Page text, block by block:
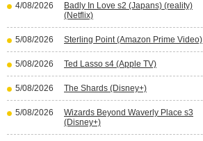
4/08/2026
Badly In Love s2 (Japans) (reality)
(Netflix)
5/08/2026 Sterling Point (Amazon Prime Video)
5/08/2026 Ted Lasso s4 (Apple TV)
5/08/2026 The Shards (Disney+)
5/08/2026
Wizards Beyond Waverly Place s3
(Disney+)